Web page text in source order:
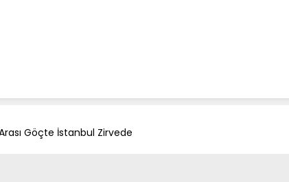
Göçte İstanbul Zirvede